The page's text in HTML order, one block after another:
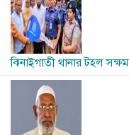
ঝিনাইগাতী থানার টহল
Image